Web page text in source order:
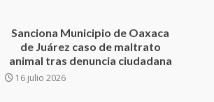
California; FGR lo investiga por
presuntos delitos de
delincuencia organizada y
contrabando